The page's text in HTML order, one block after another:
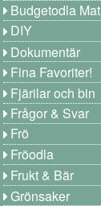
Budgetodla Mat
DIY
Dokumentär
Fina Favoriter!
Fjärilar och bin
Frågor & Svar
Frö
Fröodla
Frukt & Bär
Grönsaker